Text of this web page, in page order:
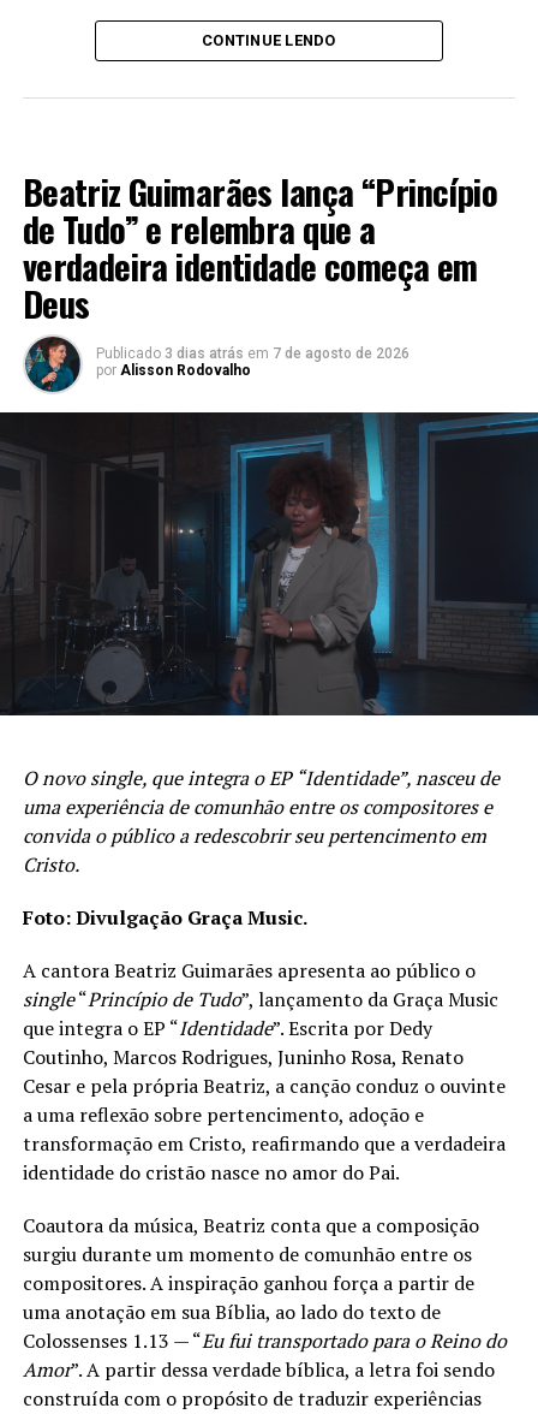
CONTINUE LENDO
Beatriz Guimarães lança “Princípio
de Tudo” e relembra que a
verdadeira identidade começa em
Deus
Publicado 3 dias atrás em 7 de agosto de 2026
por Alisson Rodovalho
O novo single, que integra o EP “Identidade”, nasceu de
uma experiência de comunhão entre os compositores e
convida o público a redescobrir seu pertencimento em
Cristo.
Foto: Divulgação Graça Music.
A cantora Beatriz Guimarães apresenta ao público o
single“Princípio de Tudo”, lançamento da Graça Music
que integra o EP “Identidade”. Escrita por Dedy
Coutinho, Marcos Rodrigues, Juninho Rosa, Renato
Cesar e pela própria Beatriz, a canção conduz o ouvinte
a uma reflexão sobre pertencimento, adoção e
transformação em Cristo, reafirmando que a verdadeira
identidade do cristão nasce no amor do Pai.
Coautora da música, Beatriz conta que a composição
surgiu durante um momento de comunhão entre os
compositores. A inspiração ganhou força a partir de
uma anotação em sua Bíblia, ao lado do texto de
Colossenses 1.13 — “Eu fui transportado para o Reino do
Amor”. A partir dessa verdade bíblica, a letra foi sendo
construída com o propósito de traduzir experiências